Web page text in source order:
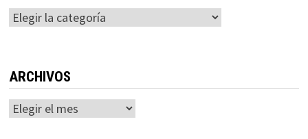
Categorías
ARCHIVOS
Archivos